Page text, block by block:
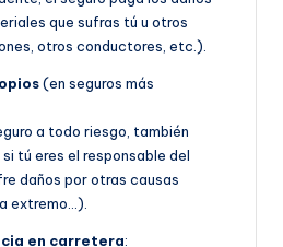
que sufras tú u otros
otros conductores, etc.).
(en seguros más
a todo riesgo, también
tú eres el responsable del
daños por otras causas
extremo…).
en carretera: